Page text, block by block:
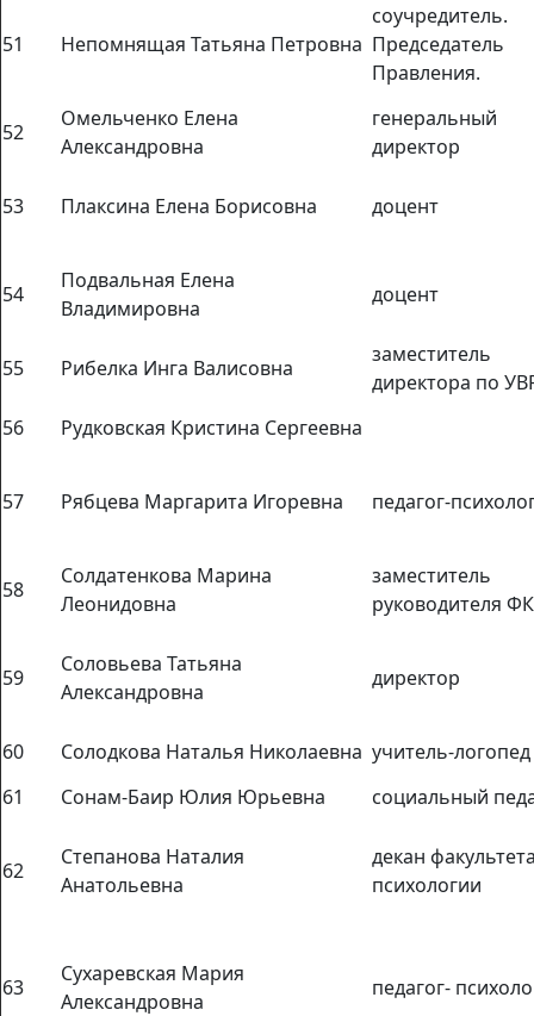
51 Непомнящая Татьяна Петровна
соучредитель.
Председатель
Правления.
52
Омельченко Елена
Александровна
генеральный
директор
53 Плаксина Елена Борисовна доцент
54
Подвальная Елена
Владимировна
доцент
55 Рибелка Инга Валисовна
заместитель
директора по
56
Рудковская Кристина Сергеевна
57 Рябцева Маргарита Игоревна педагог-
58
Солдатенкова Марина
Леонидовна
заместитель
руководителя
59
Соловьева Татьяна
Александровна
директор
60 Солодкова Наталья Николаевна учитель-логопед
61
Сонам-Баир Юлия Юрьевна социальный
62
Степанова Наталия
Анатольевна
декан
психологии
63
Сухаревская Мария
Александровна
педагог-